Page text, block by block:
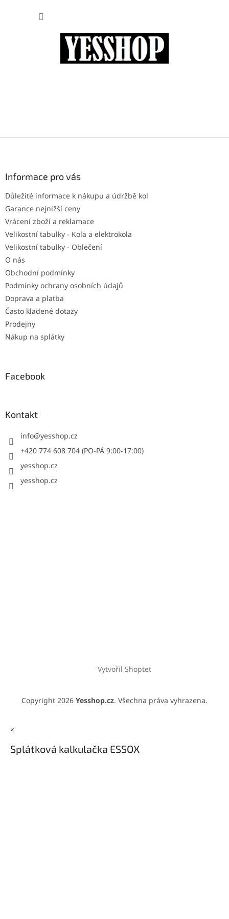
Informace pro vás
Důležité informace k nákupu a údržbě kol
Garance nejnižší ceny
Vrácení zboží a reklamace
Velikostní tabulky - Kola a elektrokola
Velikostní tabulky - Oblečení
O nás
Obchodní podmínky
Podmínky ochrany osobních údajů
Doprava a platba
Často kladené dotazy
Prodejny
Nákup na splátky
Facebook
Kontakt
info@yesshop.cz
+420 774 608 704 (PO-PÁ 9:00-17:00)
yesshop.cz
yesshop.cz
Vytvořil Shoptet
Copyright 2026 Yesshop.cz. Všechna práva vyhrazena.
×
Splátková kalkulačka ESSOX